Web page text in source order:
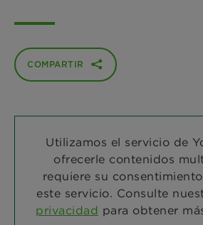
COMPARTIR
Utilizamos el servicio de
ofrecerle contenidos
requiere su
este servicio. Consulte
privacidad para obtener